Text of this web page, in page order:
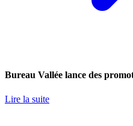
Bureau Vallée lance des
Lire la suite